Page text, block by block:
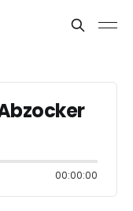
00:00:00